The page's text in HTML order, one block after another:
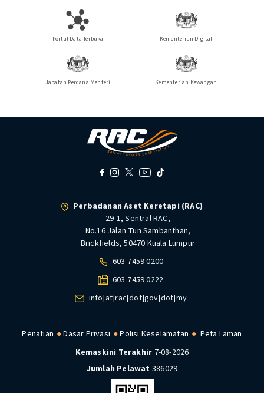
Portal Data Terbuka Kementerian Digital
Jabatan Perdana Menteri Kementerian Kewangan
Perbadanan Aset Keretapi (RAC)
29-1, Sentral RAC,
No.16 Jalan Tun Sambanthan,
Brickfields, 50470 Kuala Lumpur
603-7459 0200
603-7459 0222
info[at]rac[dot]gov[dot]my
Penafian Dasar Privasi Polisi Keselamatan
Peta Laman
Kemaskini Terakhir 7-08-2026
Jumlah Pelawat 386029